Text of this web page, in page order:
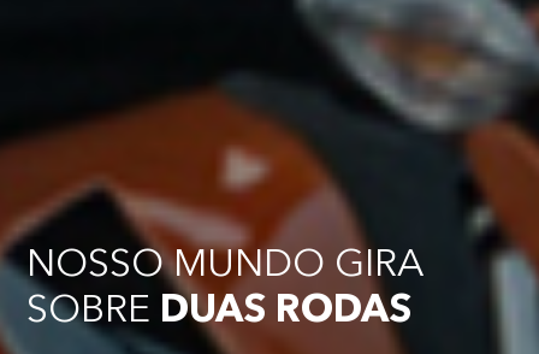
NOSSO MUNDO GIRA
SOBRE DUAS RODAS